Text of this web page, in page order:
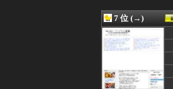
08/07 00:11
08/07 00:11
08/07 00:11
08/07 00:10
08/07 00:10
08/07 00:10
08/07 00:10
7 位 (→)